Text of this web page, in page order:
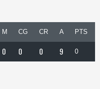
M CG CR A PTS
0 0 0 9 0